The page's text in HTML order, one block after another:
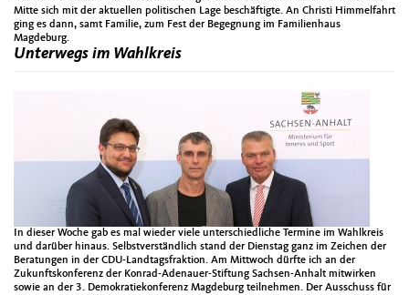
Mitte sich mit der aktuellen politischen Lage beschäftigte. An Christi Himmelfahrt
ging es dann, samt Familie, zum Fest der Begegnung im Familienhaus
Magdeburg.
Unterwegs im Wahlkreis
In dieser Woche gab es mal wieder viele unterschiedliche Termine im Wahlkreis
und darüber hinaus. Selbstverständlich stand der Dienstag ganz im Zeichen der
Beratungen in der CDU-Landtagsfraktion. Am Mittwoch dürfte ich an der
Zukunftskonferenz der Konrad-Adenauer-Stiftung Sachsen-Anhalt mitwirken
sowie an der 3. Demokratiekonferenz Magdeburg teilnehmen. Der Ausschuss für